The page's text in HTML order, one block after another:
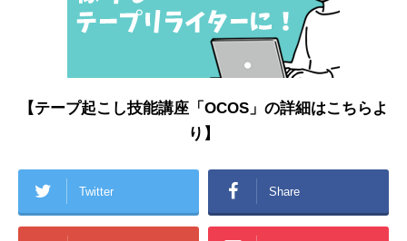
【テープ起こし技能講座「OCOS」の詳細はこちらよ
り】
Twitter Share